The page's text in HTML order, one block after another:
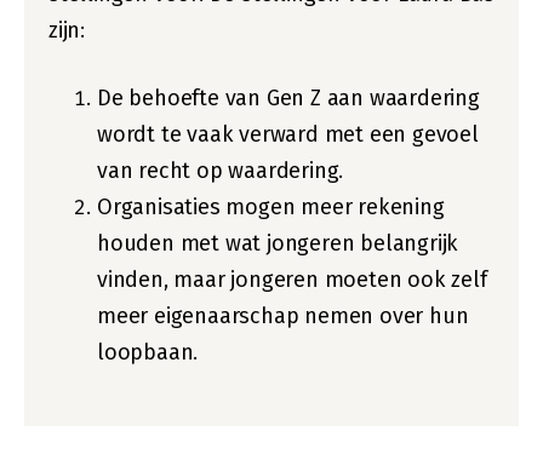
zijn:
De behoefte van Gen Z aan waardering
wordt te vaak verward met een gevoel
van recht op waardering.
Organisaties mogen meer rekening
houden met wat jongeren belangrijk
vinden, maar jongeren moeten ook zelf
meer eigenaarschap nemen over hun
loopbaan.